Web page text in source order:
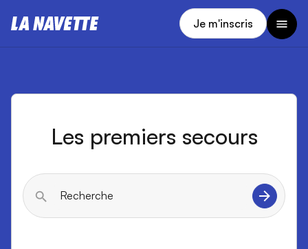
Je m'inscris
Les premiers secours